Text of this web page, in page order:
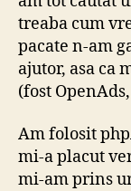
treaba cum
pacate n-am
ajutor, asa ca
(fost
Am folosit
mi-a placut
mi-am prins